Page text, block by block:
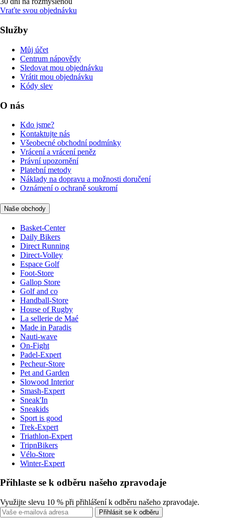
Vraťte svou objednávku
Služby
Můj účet
Centrum nápovědy
Sledovat mou objednávku
Vrátit mou objednávku
Kódy slev
O nás
Kdo jsme?
Kontaktujte nás
Všeobecné obchodní podmínky
Vrácení a vrácení peněz
Právní upozornění
Platební metody
Náklady na dopravu a možnosti doručení
Oznámení o ochraně soukromí
Naše obchody
Basket-Center
Daily Bikers
Direct Running
Direct-Volley
Espace Golf
Foot-Store
Gallop Store
Golf and co
Handball-Store
House of Rugby
La sellerie de Maé
Made in Paradis
Nauti-wave
On-Fight
Padel-Expert
Pecheur-Store
Pet and Garden
Slowood Interior
Smash-Expert
Sneak'In
Sneakids
Sport is good
Trek-Expert
Triathlon-Expert
TripnBikers
Vélo-Store
Winter-Expert
Přihlaste se k odběru našeho zpravodaje
Využijte slevu 10 % při přihlášení k odběru našeho zpravodaje.
Přihlásit se k odběru